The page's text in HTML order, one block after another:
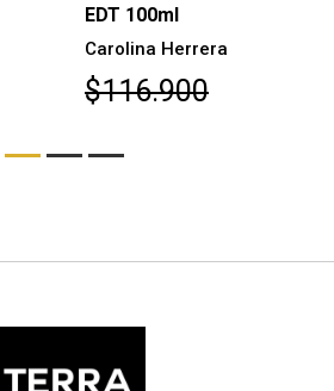
EDT 100ml
Carolina Herrera
$116.900